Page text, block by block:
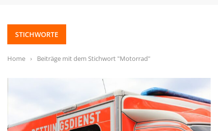
STICHWORTE
Home › Beiträge mit dem Stichwort "Motorrad"